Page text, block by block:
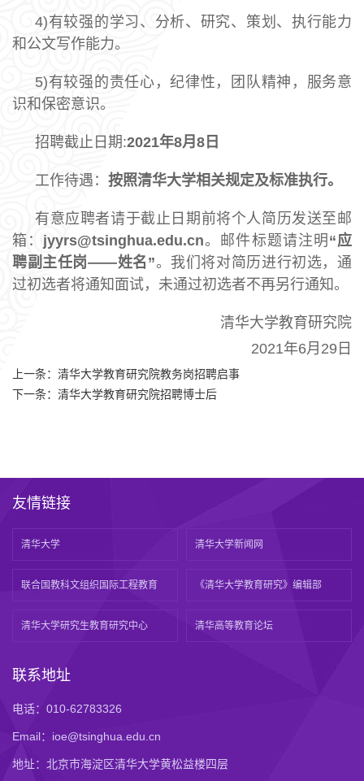
4)有较强的学习、分析、研究、策划、执行能力
和公文写作能力。
5)有较强的责任心，纪律性，团队精神，服务意
识和保密意识。
招聘截止日期:2021年8月 8 日
工作待遇： 按照清华大学相关规定及标准执行。
有意应聘者请于截止日期前将个人简历发送至邮
箱： jyyrs@tsinghua.edu.cn。邮件标题请注明 “应
聘副主任岗——姓名 ”。我们将对简历进行初选，通
过初选者将通知面试，未通过初选者不再另行通知。
清华大学教育研究院
2021年6月29日
上一条： 清华大学教育研究院教务岗招聘启事
下一条： 清华大学教育研究院招聘博士后
友情链接
清华大学 清华大学新闻网
联合国教科文组织国际工程教育 《清华大学教育研究》编辑部
清华大学研究生教育研究中心 清华高等教育论坛
联系地址
电话：010-62783326
Email：ioe@tsinghua.edu.cn
地址：北京市海淀区清华大学黄松益楼四层